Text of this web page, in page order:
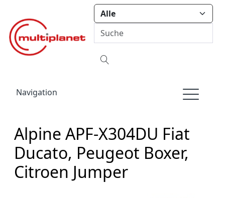
Navigation
Alpine APF-X304DU Fiat
Ducato, Peugeot Boxer,
Citroen Jumper